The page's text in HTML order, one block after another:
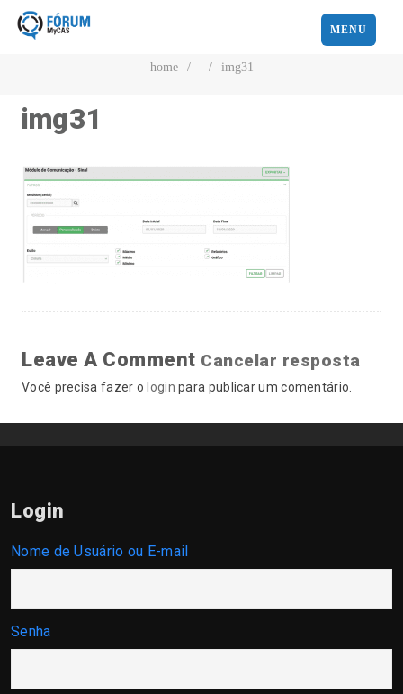
MENU
home / / img31
img31
Leave A Comment Cancelar resposta
Você precisa fazer o login para publicar um comentário.
Login
Nome de Usuário ou E-mail
Senha